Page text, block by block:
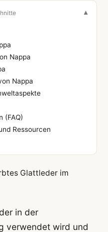
Nappa
Nappa
(FAQ)
Ressourcen
Glattleder im
in der
verwendet wird und